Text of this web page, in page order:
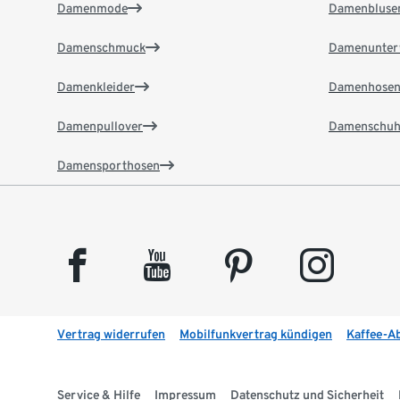
Damenmode
Damenschmuck
Damenkleider
Damenpullover
Damensporthosen
Damenhosen
facebook youtube pinterest instagram
Vertrag widerrufen Mobilfunkvertrag kündigen Kaffee-
Service & Hilfe Impressum Datenschutz und Sicherheit